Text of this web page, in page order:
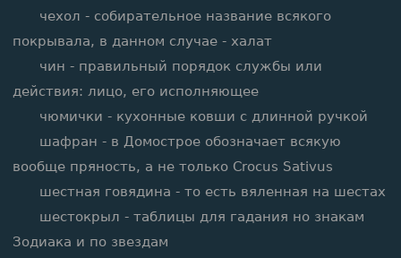
чехол - собирательное название всякого
покрывала, в данном случае - халат
чин - правильный порядок службы или
действия: лицо, его исполняющее
чюмички - кухонные ковши с длинной ручкой
шафран - в Домострое обозначает всякую
вообще пряность, а не только Crocus Sativus
шестная говядина - то есть вяленная на шестах
шестокрыл - таблицы для гадания но знакам
Зодиака и по звездам